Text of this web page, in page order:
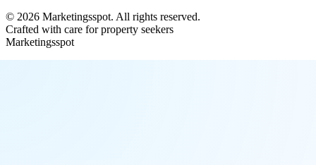
© 2026 Marketingsspot. All rights reserved.
Crafted with care for property seekers
Marketingsspot